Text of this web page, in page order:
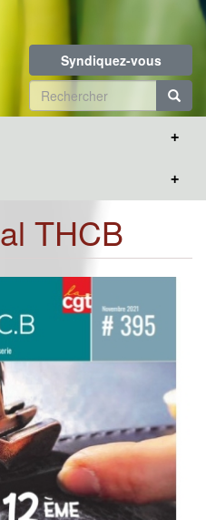
Syndiquez-vous
Formulaire
de
THCB